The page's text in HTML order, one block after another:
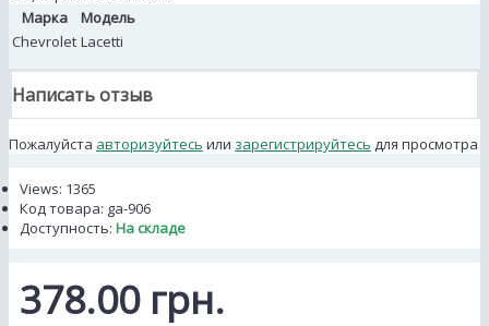
Марка
Модель
Chevrolet Lacetti
Написать отзыв
Пожалуйста авторизуйтесь или зарегистрируйтесь для просмотра
Views: 1365
Код товара: ga-906
Доступность: На складе
378.00 грн.